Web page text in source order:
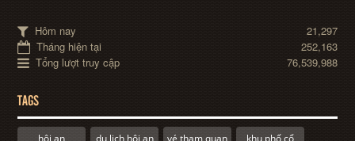
Hôm nay
21,297
Tháng hiện tại
252,163
Tổng lượt truy cập
76,539,988
TAGS
hội an du lịch hội an vé tham quan khu phố cổ